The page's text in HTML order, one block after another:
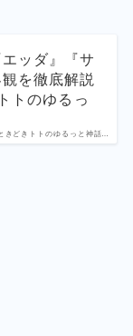
きどきトトのゆるっと神話…
ッダ』『サ
を徹底解説
トのゆるっ